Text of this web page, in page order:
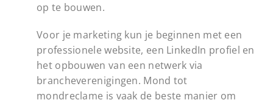
op te bouwen.
Voor je marketing kun je beginnen met een
professionele website, een LinkedIn profiel en
het opbouwen van een netwerk via
brancheverenigingen. Mond tot
mondreclame is vaak de beste manier om